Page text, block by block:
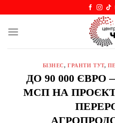
content
БІЗНЕС,ГРАНТИ ТУТ,
ДО 90 000
МСП НА